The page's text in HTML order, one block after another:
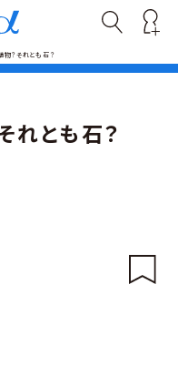
物？それとも石？
れとも石？